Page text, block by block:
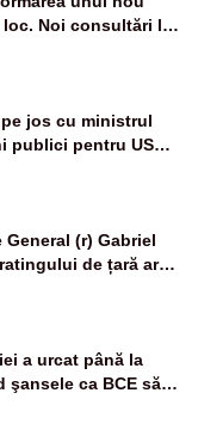
Noi consultări la
mijlocul lunii
jos cu ministrul
publici pentru USR-
General (r) Gabriel
de țară ar
pozitiv pentru
a urcat până la
şansele ca BCE să